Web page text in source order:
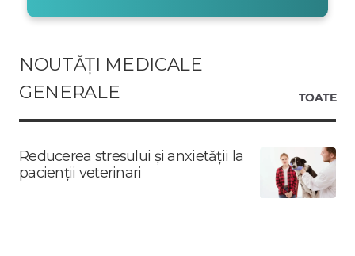
NOUTĂȚI MEDICALE
GENERALE
TOATE
Reducerea stresului și anxietății la
pacienții veterinari